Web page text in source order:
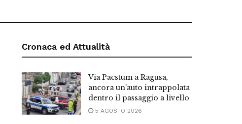
Cronaca ed Attualità
Via Paestum a Ragusa,
ancora un’auto intrappolata
dentro il passaggio a livello
5 AGOSTO 2026